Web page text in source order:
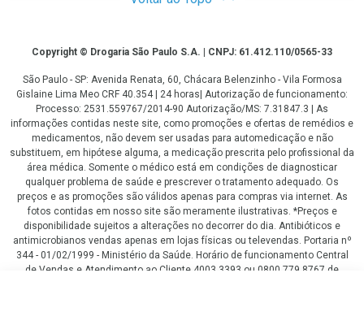
CopyrightCopyright © Drogaria São Paulo S.A. | CNPJ: 61.412.110/0565-33
São Paulo - SP: Avenida Renata, 60, Chácara Belenzinho - Vila Formosa
Gislaine Lima Meo CRF 40.354 | 24 horas| Autorização de funcionamento:
Processo: 2531.559767/2014-90 Autorização/MS: 7.31847.3 | As
informações contidas neste site, como promoções e ofertas de remédios e
medicamentos, não devem ser usadas para automedicação e não
substituem, em hipótese alguma, a medicação prescrita pelo profissional da
área médica. Somente o médico está em condições de diagnosticar
qualquer problema de saúde e prescrever o tratamento adequado. Os
preços e as promoções são válidos apenas para compras via internet. As
fotos contidas em nosso site são meramente ilustrativas. *Preços e
disponibilidade sujeitos a alterações no decorrer do dia. Antibióticos e
antimicrobianos vendas apenas em lojas físicas ou televendas. Portaria nº
344 - 01/02/1999 - Ministério da Saúde. Horário de funcionamento Central
de Vendas e Atendimento ao Cliente 4003 3393 ou 0800 779 8767 de